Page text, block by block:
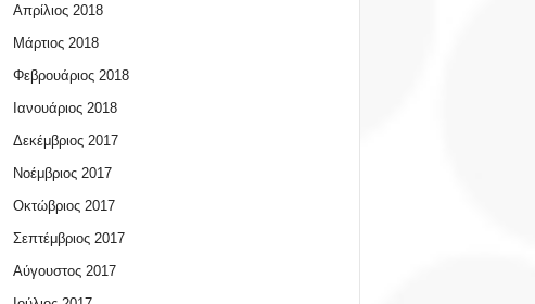
Απρίλιος 2018
Μάρτιος 2018
Φεβρουάριος 2018
Ιανουάριος 2018
Δεκέμβριος 2017
Νοέμβριος 2017
Οκτώβριος 2017
Σεπτέμβριος 2017
Αύγουστος 2017